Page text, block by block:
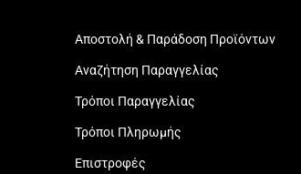
Αποστολή & Παράδοση Προϊόντων
Αναζήτηση Παραγγελίας
Τρόποι Παραγγελίας
Τρόποι Πληρωμής
Επιστροφές